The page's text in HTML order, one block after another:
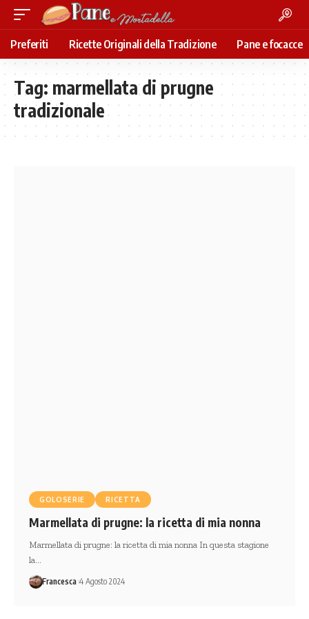
Preferiti Ricette Originali della Tradizione Pane e focacce
Tag: marmellata di prugne
tradizionale
GOLOSERIE RICETTA
Marmellata di prugne: la ricetta di mia nonna
Marmellata di prugne: la ricetta di mia nonna In questa stagione
la…
Francesca 4 Agosto 2024